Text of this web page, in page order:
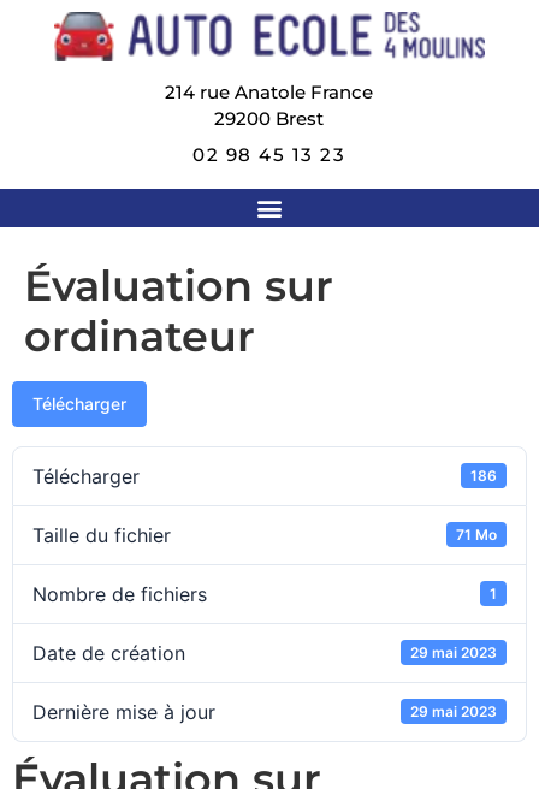
214 rue Anatole France
29200 Brest
02 98 45 13 23
Évaluation sur
ordinateur
Télécharger
Télécharger 186
Taille du fichier 71 Mo
Nombre de fichiers 1
Date de création 29 mai 2023
Dernière mise à jour 29 mai 2023
Évaluation sur